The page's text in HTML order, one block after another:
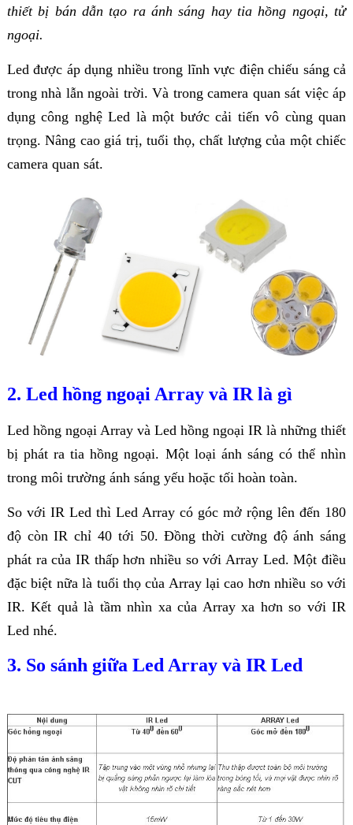
thiết bị bán dẫn tạo ra ánh sáng hay tia hồng ngoại, tử
ngoại.
Led được áp dụng nhiều trong lĩnh vực điện chiếu sáng cả
trong nhà lẫn ngoài trời. Và trong camera quan sát việc áp
dụng công nghệ Led là một bước cải tiến vô cùng quan
trọng. Nâng cao giá trị, tuổi thọ, chất lượng của một chiếc
camera quan sát.
2. Led hồng ngoại Array và IR là gì
Led hồng ngoại Array và Led hồng ngoại IR là những thiết
bị phát ra tia hồng ngoại. Một loại ánh sáng có thể nhìn
trong môi trường ánh sáng yếu hoặc tối hoàn toàn.
So với IR Led thì Led Array có góc mở rộng lên đến 180
độ còn IR chỉ 40 tới 50. Đồng thời cường độ ánh sáng
phát ra của IR thấp hơn nhiều so với Array Led. Một điều
đặc biệt nữa là tuổi thọ của Array lại cao hơn nhiều so với
IR. Kết quả là tầm nhìn xa của Array xa hơn so với IR
Led nhé.
3. So sánh giữa Led Array và IR Led